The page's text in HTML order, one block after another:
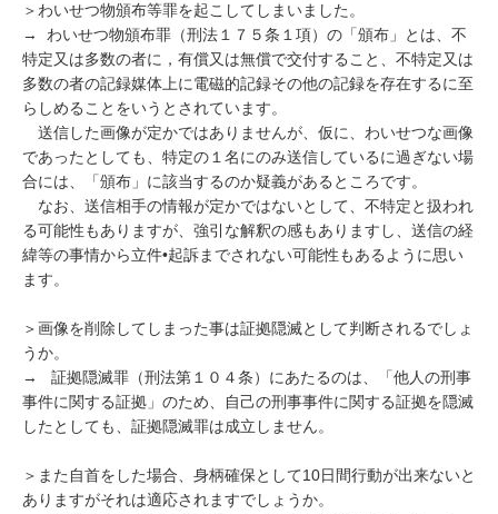
＞わいせつ物頒布等罪を起こしてしまいました。
→  わいせつ物頒布罪（刑法１７５条１項）の「頒布」とは、不
特定又は多数の者に，有償又は無償で交付すること、不特定又は
多数の者の記録媒体上に電磁的記録その他の記録を存在するに至
らしめることをいうとされています。
送信した画像が定かではありませんが、仮に、わいせつな画像
であったとしても、特定の１名にのみ送信しているに過ぎない場
合には、「頒布」に該当するのか疑義があるところです。
なお、送信相手の情報が定かではないとして、不特定と扱われ
る可能性もありますが、強引な解釈の感もありますし、送信の経
緯等の事情から立件•起訴までされない可能性もあるように思い
ます。
＞画像を削除してしまった事は証拠隠滅として判断されるでしょ
うか。
→   証拠隠滅罪（刑法第１０４条）にあたるのは、「他人の刑事
事件に関する証拠」のため、自己の刑事事件に関する証拠を隠滅
したとしても、証拠隠滅罪は成立しません。
＞また自首をした場合、身柄確保として10日間行動が出来ないと
ありますがそれは適応されますでしょうか。